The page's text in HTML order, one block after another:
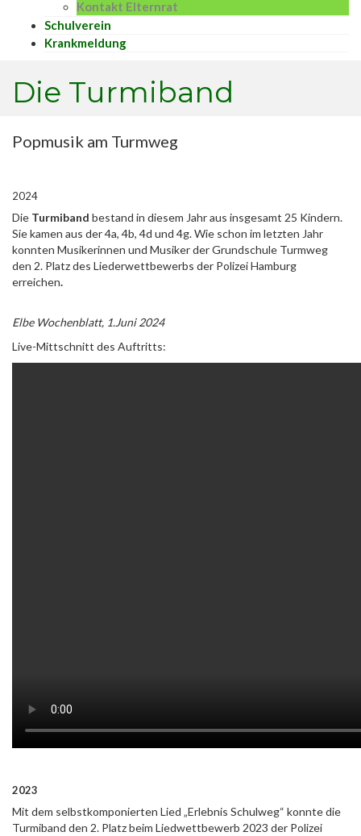
Kontakt Elternrat
Schulverein
Krankmeldung
Die Turmiband
Popmusik am Turmweg
2024
Die Turmiband bestand in diesem Jahr aus insgesamt 25 Kindern.
Sie kamen aus der 4a, 4b, 4d und 4g. Wie schon im letzten Jahr
konnten Musikerinnen und Musiker der Grundschule Turmweg
den 2. Platz des Liederwettbewerbs der Polizei Hamburg
erreichen.
Elbe Wochenblatt, 1.Juni 2024
Live-Mittschnitt des Auftritts:
2023
Mit dem selbstkomponierten Lied „Erlebnis Schulweg“ konnte die
Turmiband den 2. Platz beim Liedwettbewerb 2023 der Polizei